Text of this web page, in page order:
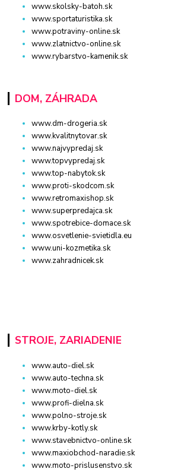
www.skolsky-batoh.sk
www.sportaturistika.sk
www.potraviny-online.sk
www.zlatnictvo-online.sk
www.rybarstvo-kamenik.sk
DOM, ZÁHRADA
www.dm-drogeria.sk
www.kvalitnytovar.sk
www.najvypredaj.sk
www.topvypredaj.sk
www.top-nabytok.sk
www.proti-skodcom.sk
www.retromaxishop.sk
www.superpredajca.sk
www.spotrebice-domace.sk
www.osvetlenie-svietidla.eu
www.uni-kozmetika.sk
www.zahradnicek.sk
STROJE, ZARIADENIE
www.auto-diel.sk
www.auto-techna.sk
www.moto-diel.sk
www.profi-dielna.sk
www.polno-stroje.sk
www.krby-kotly.sk
www.stavebnictvo-online.sk
www.maxiobchod-naradie.sk
www.moto-prislusenstvo.sk